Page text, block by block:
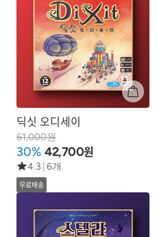
딕싯 오디세이
61,000원
30% 42,700원
4.3 6개
무료배송